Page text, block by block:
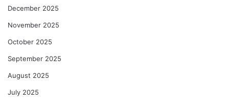
December 2025
November 2025
October 2025
September 2025
August 2025
July 2025